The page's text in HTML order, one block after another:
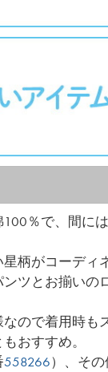
100％で、間に
星柄がコーデ
ツとお揃いの
なので着用時
おすすめ。
558266）、そ